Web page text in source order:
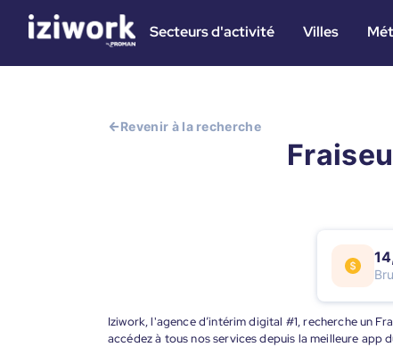
Secteurs d'activité Villes
Revenir à la recherche
Iziwork, l'agence d’intérim digital #1, recherche un
accédez à tous nos services depuis la meilleure app